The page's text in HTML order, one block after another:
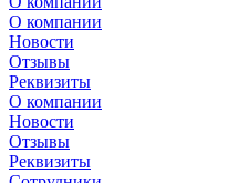
О компании
Новости
Отзывы
Реквизиты
О компании
Новости
Отзывы
Реквизиты